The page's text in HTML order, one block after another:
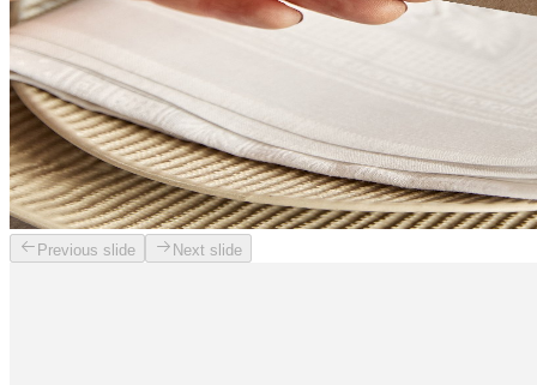
Previous slide Next slide